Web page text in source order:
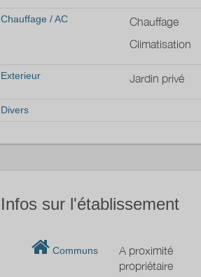
Chauffage / AC
Chauffage
Climatisation
Exterieur Jardin privé
Divers
Infos sur l'établissement
Communs
A proximité
propriétaire